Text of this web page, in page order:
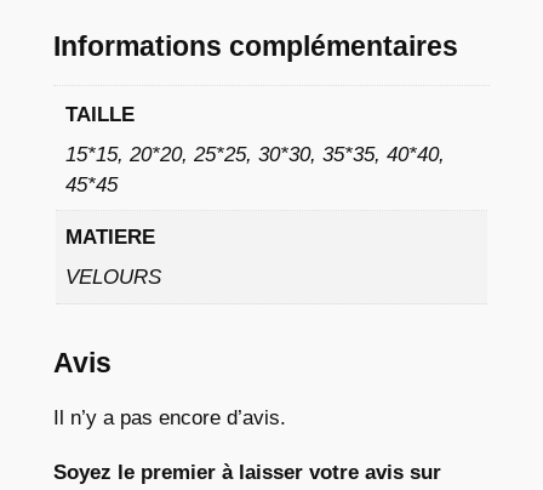
0
2
Informations complémentaires
TAILLE
15*15, 20*20, 25*25, 30*30, 35*35, 40*40,
45*45
MATIERE
VELOURS
Avis
Il n’y a pas encore d’avis.
Soyez le premier à laisser votre avis sur